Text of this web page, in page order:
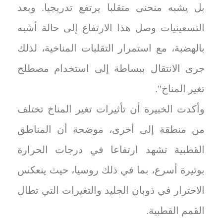
بل يشبه منحنى متقلبا يرتفع تدريجيا. وبعد
التسعينيات وصل هذا الارتفاع إلى حالة أشبه
بالهضبة، مع استمرار التقلبات المناخية، لذلك
جرى الانتقال ببساطة إلى استخدام مصطلح
تغير المناخ".
وأكدت الخبيرة أن تأثيرات تغير المناخ تختلف
من منطقة إلى أخرى، موضحة أن المناطق
القطبية تشهد ارتفاعا في درجات الحرارة
بوتيرة أسرع، بما في ذلك روسيا، حيث ينعكس
الاحترار في ذوبان الجليد والتغيرات التي تطال
القمم القطبية.